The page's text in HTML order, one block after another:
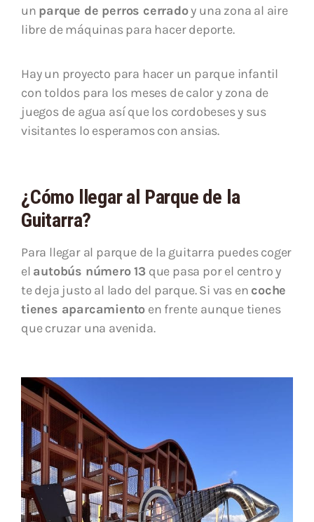
un parque de perros cerradoy una zona al aire
libre de máquinas para hacer deporte.
Hay un proyecto para hacer un parque infantil
con toldos para los meses de calor y zona de
juegos de agua así que los cordobeses y sus
visitantes lo esperamos con ansias.
¿Cómo llegar al Parque de la
Guitarra?
Para llegar al parque de la guitarra puedes coger
el autobús número 13 que pasa por el centro y
te deja justo al lado del parque. Si vas en coche
tienes aparcamiento en frente aunque tienes
que cruzar una avenida.